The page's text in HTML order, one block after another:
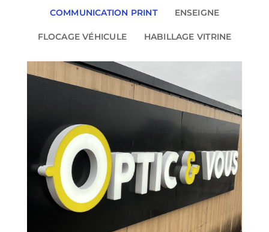
COMMUNICATION PRINT ENSEIGNE
FLOCAGE VÉHICULE HABILLAGE VITRINE